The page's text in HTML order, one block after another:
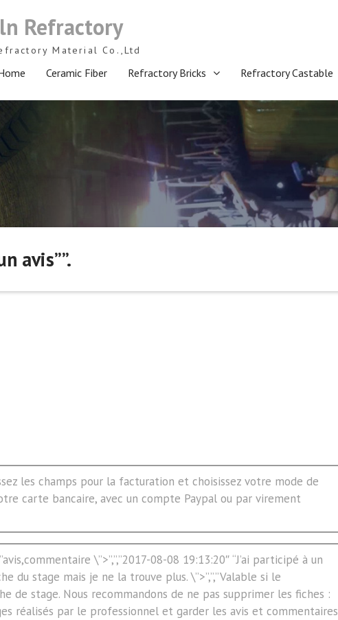
Refractory
Material Co.,Ltd
Ceramic Fiber Refractory Bricks Refractory Castable
avis””.
les champs pour la facturation et choisissez votre mode de
carte bancaire, avec un compte Paypal ou par virement
\”>”,”,”2017-08-08 19:13:20″ “J’ai participé à un
du stage mais je ne la trouve plus. \”>”,”,”Valable si le
de stage. Nous recommandons de ne pas supprimer les fiches :
réalisés par le professionnel et garder les avis et commentaires